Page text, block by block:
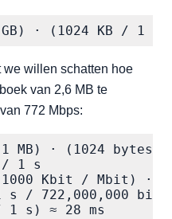
GB) · (1024 KB /
willen schatten hoe
van 2,6 MB te
772 Mbps:
1 MB) · (1024
/ 1 s
Kbit / Mbit) ·
s / 722,000,000
1 s) ≈ 28 ms